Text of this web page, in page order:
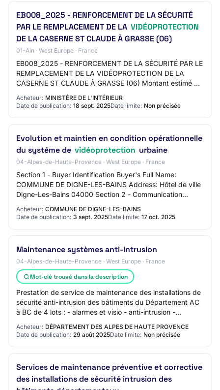
EB008_2025 - RENFORCEMENT DE LA SÉCURITÉ
PAR LE REMPLACEMENT DE LA VIDÉOPROTECTION
DE LA CASERNE ST CLAUDE À GRASSE (06)
01-Ain · West Europe · France
EB008_2025 - RENFORCEMENT DE LA SÉCURITÉ PAR LE
REMPLACEMENT DE LA VIDÉOPROTECTION DE LA
CASERNE ST CLAUDE À GRASSE (06) Montant estimé du
marché: 50000 EURO Date cible de publication (Attention
: Da…
Acheteur: MINISTÈRE DE L'INTÉRIEUR
Date de publication: 18 sept. 2025Date limite: Non précisée
Evolution et maintien en condition opérationnelle
du systéme de vidéoprotection urbaine
04-Alpes-de-Haute-Provence · West Europe · France
Section 1 - Buyer Identification Buyer's Full Name:
COMMUNE DE DIGNE-LES-BAINS Address: Hôtel de ville
Digne-Les-Bains 04000 Section 2 - Communication
Acheteur: COMMUNE DE DIGNE-LES-BAINS
Date de publication: 3 sept. 2025Date limite: 17 oct. 2025
Maintenance systèmes anti-intrusion
04-Alpes-de-Haute-Provence · West Europe · France
Mot-clé trouvé dans la description
Prestation de service de maintenance des installations de
sécurité anti-intrusion des bâtiments du Département AC
à BC de 4 lots : - alarmes et visio - anti-intrusion -
vidéoprotection - systèmes PPM…
Acheteur: DÉPARTEMENT DES ALPES DE HAUTE PROVENCE
Date de publication: 29 août 2025Date limite: Non précisée
Services de maintenance préventive et corrective
des installations de sécurité intrusion des